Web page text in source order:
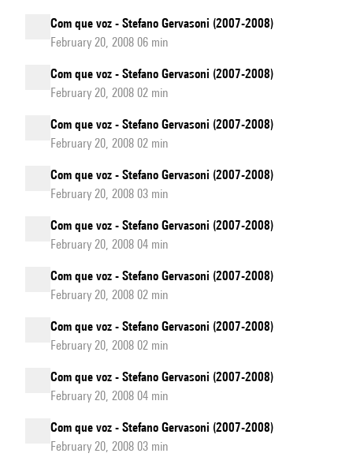
Com que voz - Stefano Gervasoni (2007-2008)
February 20, 2008 06 min
Com que voz - Stefano Gervasoni (2007-2008)
February 20, 2008 02 min
Com que voz - Stefano Gervasoni (2007-2008)
February 20, 2008 02 min
Com que voz - Stefano Gervasoni (2007-2008)
February 20, 2008 03 min
Com que voz - Stefano Gervasoni (2007-2008)
February 20, 2008 04 min
Com que voz - Stefano Gervasoni (2007-2008)
February 20, 2008 02 min
Com que voz - Stefano Gervasoni (2007-2008)
February 20, 2008 02 min
Com que voz - Stefano Gervasoni (2007-2008)
February 20, 2008 04 min
Com que voz - Stefano Gervasoni (2007-2008)
February 20, 2008 03 min